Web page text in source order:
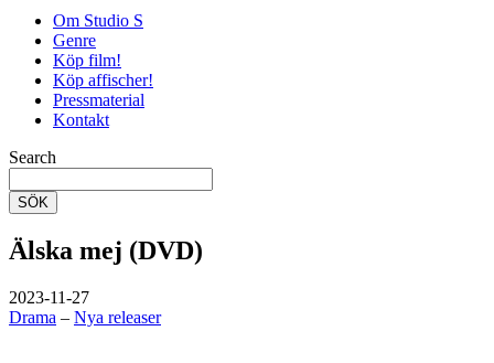
Om Studio S
Genre
Köp film!
Köp affischer!
Pressmaterial
Kontakt
Search
SÖK
Älska mej (DVD)
2023-11-27
Drama – Nya releaser